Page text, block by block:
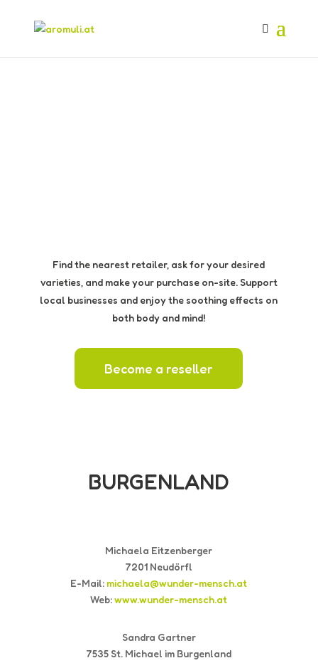
Find the nearest retailer, ask for your desired
varieties, and make your purchase on-site. Support
local businesses and enjoy the soothing effects on
both body and mind!
Become a reseller
BURGENLAND
Michaela Eitzenberger
7201 Neudörfl
E-Mail: michaela@wunder-mensch.at
Web:www.wunder-mensch.at
Sandra Gartner
7535 St. Michael im Burgenland